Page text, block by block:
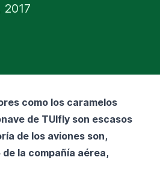
como los caramelos
de TUIfly son escasos
de los aviones son,
la compañía aérea,